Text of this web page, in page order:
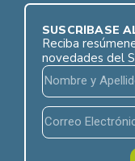
SUSCRÍBASE
Reciba
novedades del